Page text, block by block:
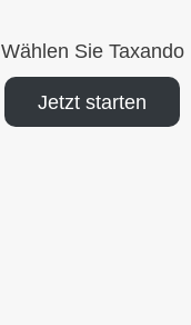
Wählen Sie Taxando
Jetzt starten